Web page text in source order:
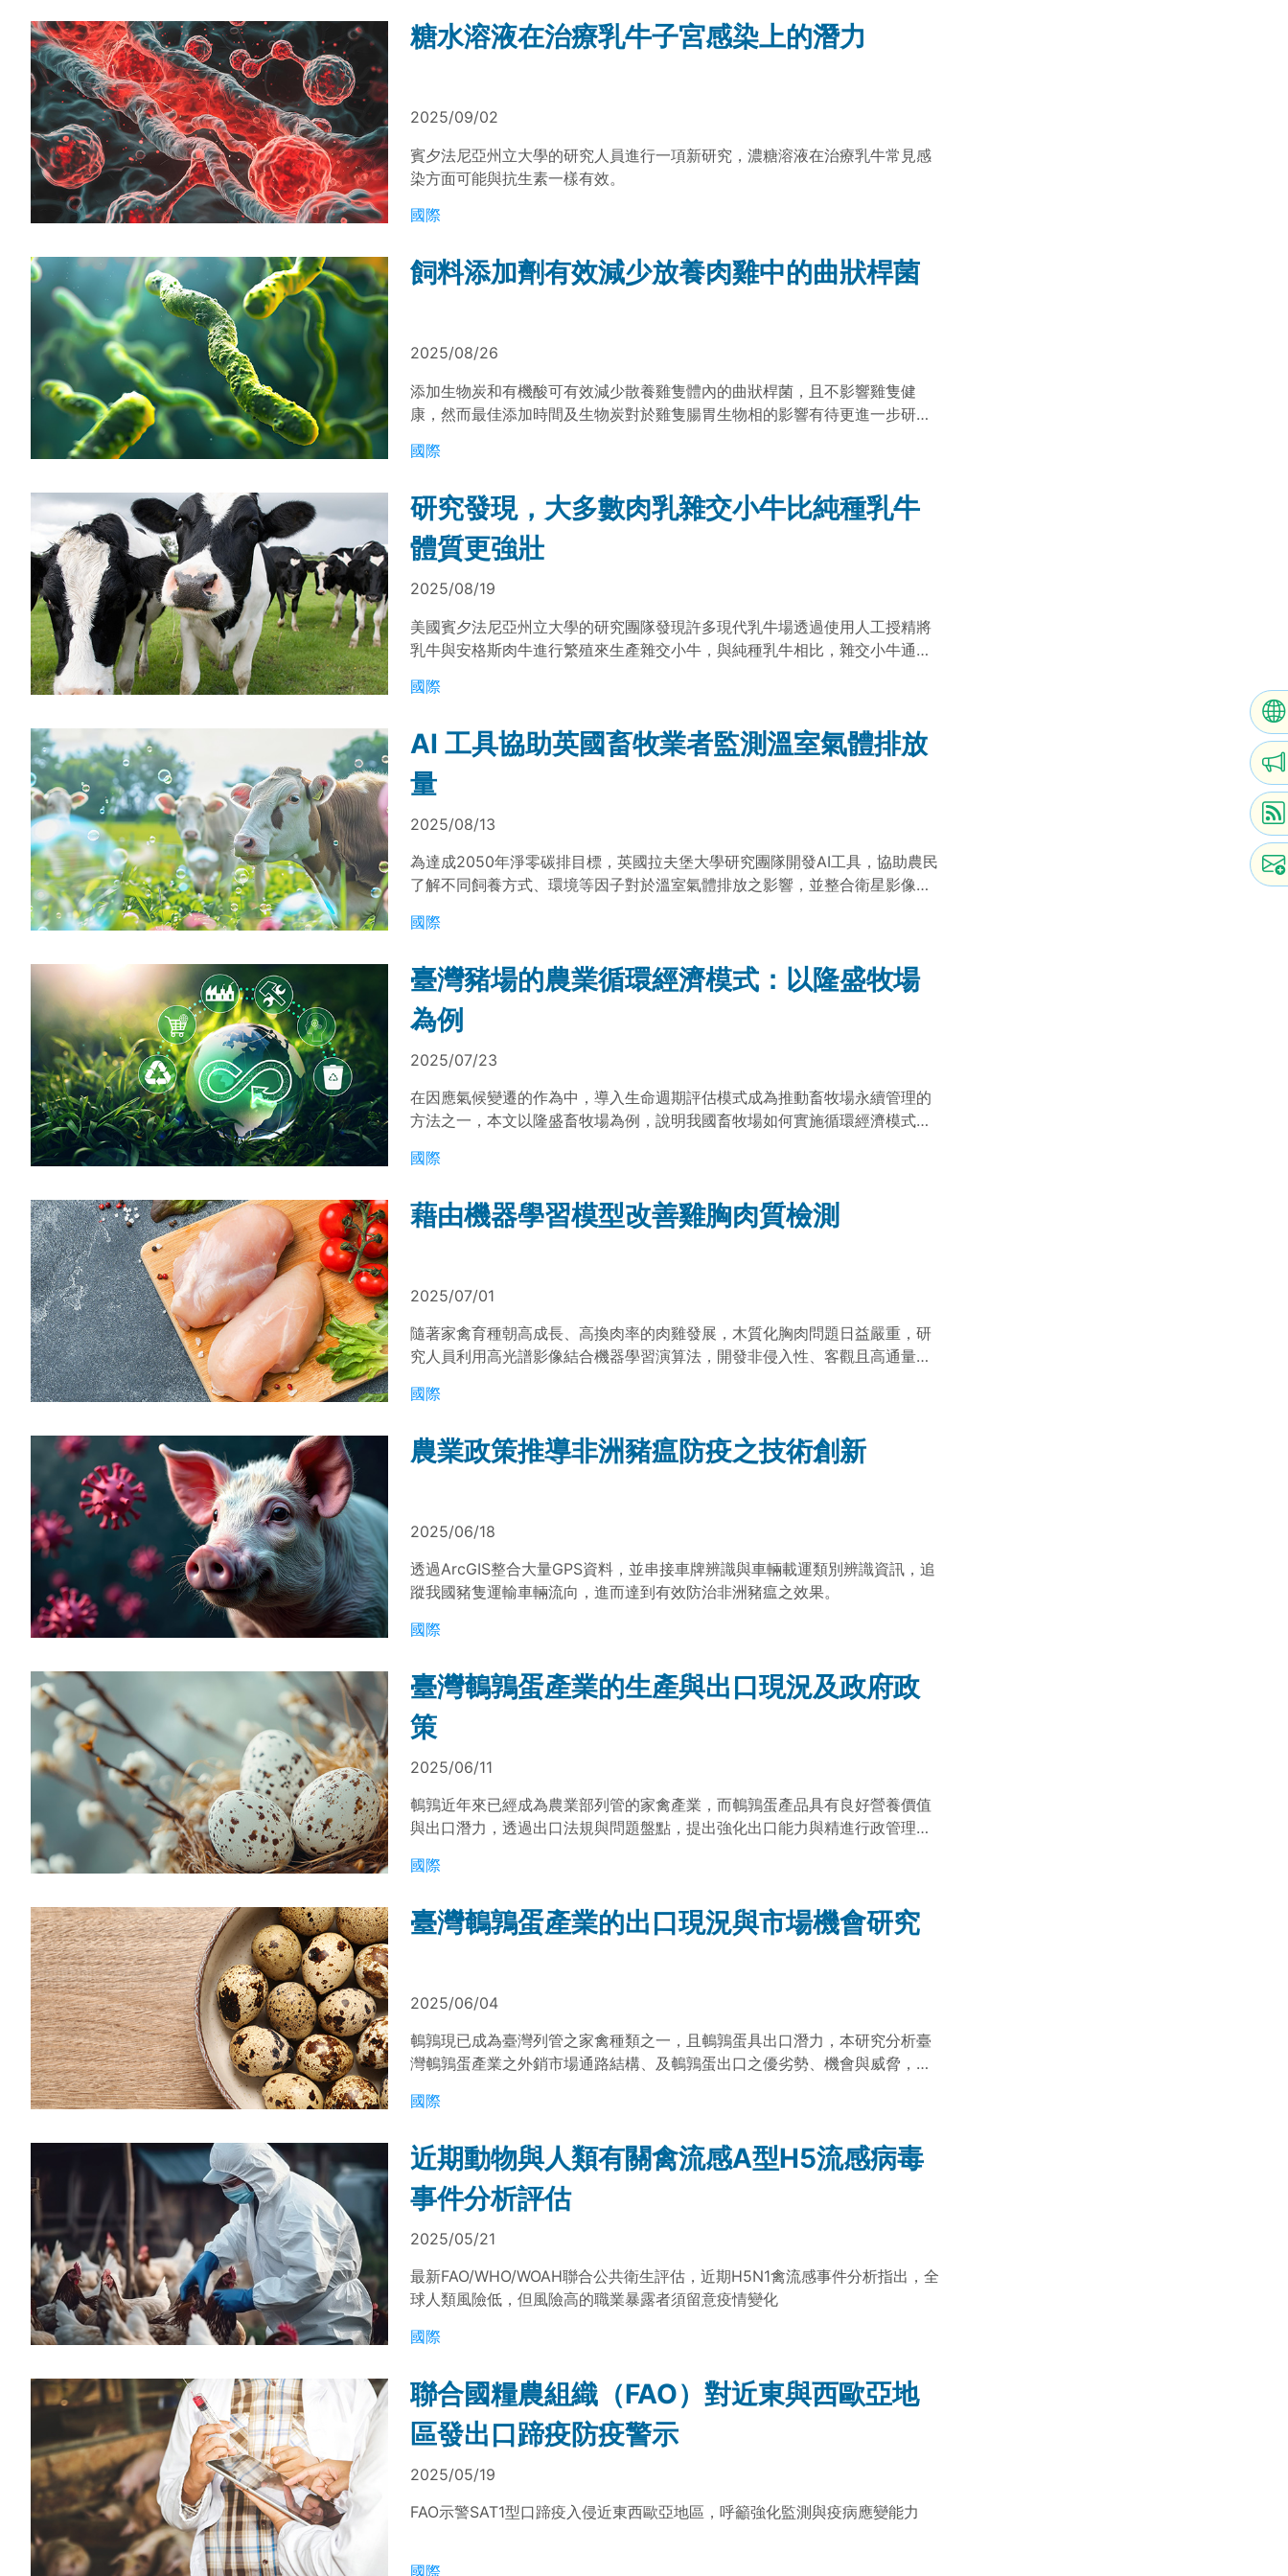
糖水溶液在治療乳牛子宮感染上的潛力
2025/09/02
賓夕法尼亞州立大學的研究人員進行一項新研究，濃糖溶液在治療乳牛常見感
染方面可能與抗生素一樣有效。
國際
飼料添加劑有效減少放養肉雞中的曲狀桿菌
2025/08/26
添加生物炭和有機酸可有效減少散養雞隻體內的曲狀桿菌，且不影響雞隻健
康，然而最佳添加時間及生物炭對於雞隻腸胃生物相的影響有待更進一步研
國際
研究發現，大多數肉乳雜交小牛比純種乳牛
體質更強壯
2025/08/19
美國賓夕法尼亞州立大學的研究團隊發現許多現代乳牛場透過使用人工授精將
乳牛與安格斯肉牛進行繁殖來生產雜交小牛，與純種乳牛相比，雜交小牛通常
國際
AI 工具協助英國畜牧業者監測溫室氣體排放
量
2025/08/13
為達成2050年淨零碳排目標，英國拉夫堡大學研究團隊開發AI工具，協助農民
了解不同飼養方式、環境等因子對於溫室氣體排放之影響，並整合衛星影像、
國際
臺灣豬場的農業循環經濟模式：以隆盛牧場
為例
2025/07/23
在因應氣候變遷的作為中，導入生命週期評估模式成為推動畜牧場永續管理的
方法之一，本文以隆盛畜牧場為例，說明我國畜牧場如何實施循環經濟模式進
國際
藉由機器學習模型改善雞胸肉質檢測
2025/07/01
隨著家禽育種朝高成長、高換肉率的肉雞發展，木質化胸肉問題日益嚴重，研
究人員利用高光譜影像結合機器學習演算法，開發非侵入性、客觀且高通量的
識準確率達95%，有望未來能應用於產業，協助快速及精準的檢測肉質。
國際
農業政策推導非洲豬瘟防疫之技術創新
2025/06/18
透過ArcGIS整合大量GPS資料，並串接車牌辨識與車輛載運類別辨識資訊，追
蹤我國豬隻運輸車輛流向，進而達到有效防治非洲豬瘟之效果。
國際
臺灣鵪鶉蛋產業的生產與出口現況及政府政
策
2025/06/11
鵪鶉近年來已經成為農業部列管的家禽產業，而鵪鶉蛋產品具有良好營養價值
與出口潛力，透過出口法規與問題盤點，提出強化出口能力與精進行政管理作
國際
臺灣鵪鶉蛋產業的出口現況與市場機會研究
2025/06/04
鵪鶉現已成為臺灣列管之家禽種類之一，且鵪鶉蛋具出口潛力，本研究分析臺
灣鵪鶉蛋產業之外銷市場通路結構、及鵪鶉蛋出口之優劣勢、機會與威脅，並
國際
近期動物與人類有關禽流感A型H5流感病毒
事件分析評估
2025/05/21
最新FAO/WHO/WOAH聯合公共衛生評估，近期H5N1禽流感事件分析指出，全
球人類風險低，但風險高的職業暴露者須留意疫情變化
國際
聯合國糧農組織（FAO）對近東與西歐亞地
區發出口蹄疫防疫警示
2025/05/19
FAO示警SAT1型口蹄疫入侵近東西歐亞地區，呼籲強化監測與疫病應變能力
國際